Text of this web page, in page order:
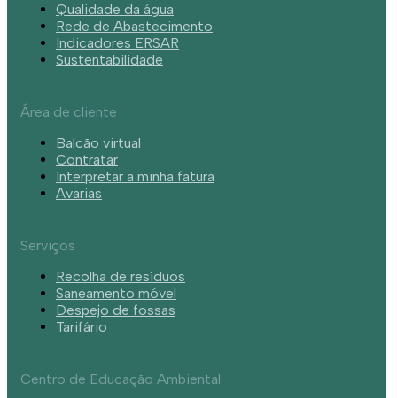
Qualidade da água
Rede de Abastecimento
Indicadores ERSAR
Sustentabilidade
Área de cliente
Balcão virtual
Contratar
Interpretar a minha fatura
Avarias
Serviços
Recolha de resíduos
Saneamento móvel
Despejo de fossas
Tarifário
Centro de Educação Ambiental